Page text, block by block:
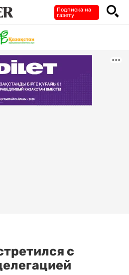
Подписка на
газету
с